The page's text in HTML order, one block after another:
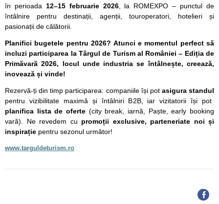
în perioada 12–15 februarie 2026, la ROMEXPO – punctul de
întâlnire pentru destinații, agenții, touroperatori, hotelieri și
pasionații de călătorii.
Planifici bugetele pentru 2026? Atunci e momentul perfect să
incluzi participarea la Târgul de Turism al României – Ediția de
Primăvară 2026, locul unde industria se întâlnește, creează,
inovează și vinde!
Rezervă-ți din timp participarea: companiile își pot asigura standul
pentru vizibilitate maximă și întâlniri B2B, iar vizitatorii își pot
planifica lista de oferte (city break, iarnă, Paște, early booking
vară). Ne revedem cu promoții exclusive, parteneriate noi și
inspirație pentru sezonul următor!
www.targuldeturism.ro